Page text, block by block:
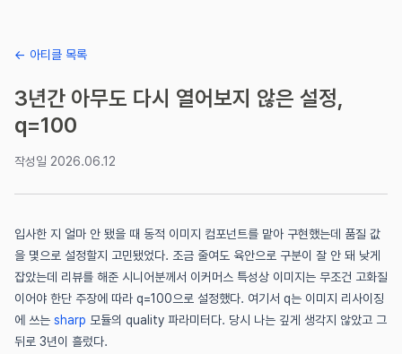
← 아티클 목록
3년간 아무도 다시 열어보지 않은 설정,
q=100
작성일 2026.06.12
입사한 지 얼마 안 됐을 때 동적 이미지 컴포넌트를 맡아 구현했는데 품질 값
을 몇으로 설정할지 고민됐었다. 조금 줄여도 육안으로 구분이 잘 안 돼 낮게
잡았는데 리뷰를 해준 시니어분께서 이커머스 특성상 이미지는 무조건 고화질
이어야 한단 주장에 따라 q=100으로 설정했다. 여기서 q는 이미지 리사이징
에 쓰는 sharp (새 창에서 열림)
모듈의 quality 파라미터다. 당시 나는 깊게 생각지 않았고 그
뒤로 3년이 흘렀다.